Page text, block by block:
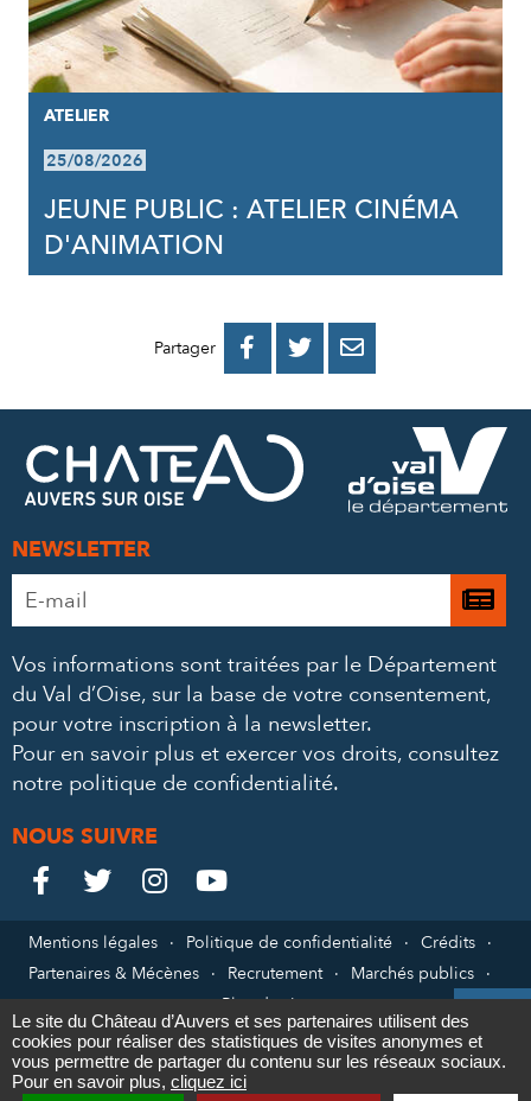
Contact
ATELIER
25/08/2026
JEUNE PUBLIC : ATELIER CINÉMA
D'ANIMATION
Partager 
PARTAGER
FACEBOOK
PARTAGER
PARTAGER
MAIL
NEWSLETTER
Adresse
e-
*
Je
à
Vos informations sont traitées par le Département
du Val d’Oise, sur la base de votre consentement,
pour votre inscription à la newsletter.
Pour en savoir plus et exercer vos droits, consultez
notre politique de confidentialité.
NOUS SUIVRE
Le
Château
sur
Facebook

Le
Château
sur
Twitter

Le
Château
sur
Instagram

Le
Château
sur
YouTube

Mentions légales Politique de confidentialité
Crédits
Partenaires & Mécènes
Recrutement
Marchés publics
Plan du site
Le site du Château d’Auvers et ses partenaires utilisent des
cookies pour réaliser des statistiques de visites anonymes et
vous permettre de partager du contenu sur les réseaux sociaux.
Pour en savoir plus, cliquez ici